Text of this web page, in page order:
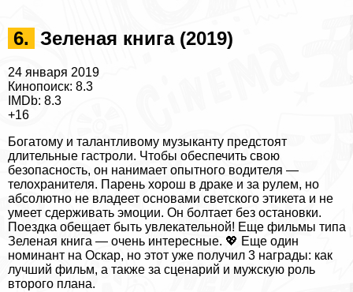
6. Зеленая книга (2019)
24 января 2019
Кинопоиск: 8.3
IMDb: 8.3
+16
Богатому и талантливому музыканту предстоят
длительные гастроли. Чтобы обеспечить свою
безопасность, он нанимает опытного водителя —
телохранителя. Парень хорош в дpaке и за рулем, но
абсолютно не владеет основами светского этикета и не
умеет сдерживать эмоции. Он болтает без остановки.
Поездка обещает быть увлекательной! Еще фильмы типа
Зеленая книга — очень интересные. 💖 Еще один
номинант на Оскар, но этот уже получил 3 награды: как
лучший фильм, а также за сценарий и мужскую роль
второго плана.